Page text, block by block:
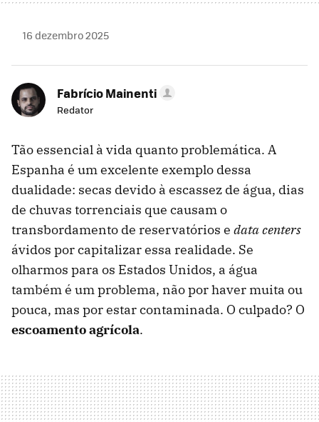
16 dezembro 2025
Fabrício Mainenti
Redator
Tão essencial à vida quanto problemática. A
Espanha é um excelente exemplo dessa
dualidade: secas devido à escassez de água, dias
de chuvas torrenciais que causam o
transbordamento de reservatórios e data centers
ávidos por capitalizar essa realidade. Se
olharmos para os Estados Unidos, a água
também é um problema, não por haver muita ou
pouca, mas por estar contaminada. O culpado? O
escoamento agrícola.